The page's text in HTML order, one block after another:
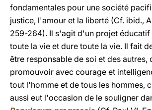
fondamentales pour une société
justice, l'amour et la liberté (Cf. ibid.,
259-264). Il s'agit d'un projet éducatif
toute la vie et dure toute la vie. Il fait
être responsable de soi et des autres,
promouvoir avec courage et
tout l'homme et de tous les hommes,
aussi eut l'occasion de le souligner